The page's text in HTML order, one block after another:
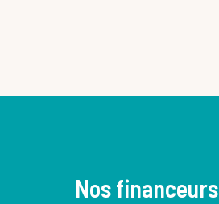
Nos financeurs